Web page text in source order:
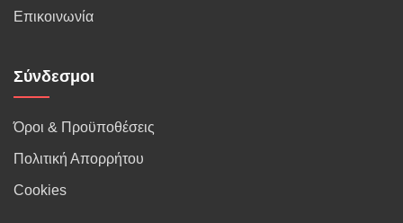
Επικοινωνία
Σύνδεσμοι
Όροι & Προϋποθέσεις
Πολιτική Απορρήτου
Cookies